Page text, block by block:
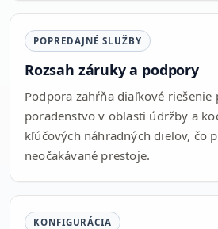
POPREDAJNÉ SLUŽBY
Rozsah záruky a podpory
Podpora zahŕňa diaľkové riešenie
poradenstvo v oblasti údržby a
kľúčových náhradných dielov, čo
neočakávané prestoje.
KONFIGURÁCIA